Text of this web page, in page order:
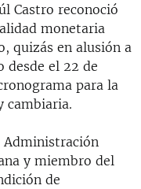
Castro reconoció
monetaria
quizás en alusión a
desde el 22 de
para la
cambiaria.
Administración
y miembro del
de